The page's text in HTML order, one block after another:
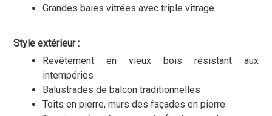
Grandes baies vitrées avec triple vitrage
Style extérieur :
Revêtement en vieux bois résistant aux
intempéries
Balustrades de balcon traditionnelles
Toits en pierre, murs des façades en pierre